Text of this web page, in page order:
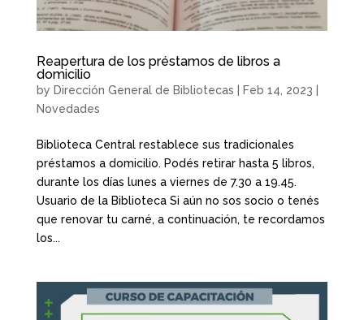
Reapertura de los préstamos de libros a
domicilio
by Dirección General de Bibliotecas Feb 14, 2023
Novedades
Biblioteca Central restablece sus tradicionales
préstamos a domicilio. Podés retirar hasta 5 libros,
durante los días lunes a viernes de 7.30 a 19.45.
Usuario de la Biblioteca Si aún no sos socio o tenés
que renovar tu carné, a continuación, te recordamos
los...